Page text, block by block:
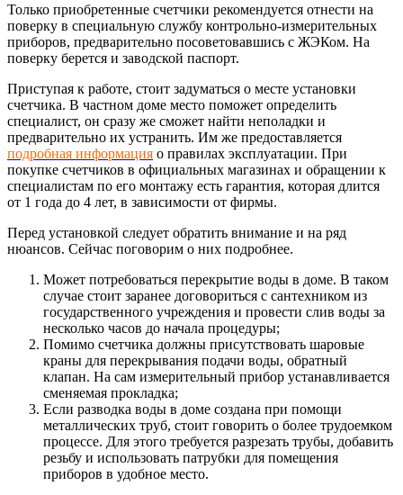
Только приобретенные счетчики рекомендуется отнести на
поверку в специальную службу контрольно-измерительных
приборов, предварительно посоветовавшись с ЖЭКом. На
поверку берется и заводской паспорт.
Приступая к работе, стоит задуматься о месте установки
счетчика. В частном доме место поможет определить
специалист, он сразу же сможет найти неполадки и
предварительно их устранить. Им же предоставляется
подробная информация о правилах эксплуатации. При
покупке счетчиков в официальных магазинах и обращении к
специалистам по его монтажу есть гарантия, которая длится
от 1 года до 4 лет, в зависимости от фирмы.
Перед установкой следует обратить внимание и на ряд
нюансов. Сейчас поговорим о них подробнее.
Может потребоваться перекрытие воды в доме. В таком
случае стоит заранее договориться с сантехником из
государственного учреждения и провести слив воды за
несколько часов до начала процедуры;
Помимо счетчика должны присутствовать шаровые
краны для перекрывания подачи воды, обратный
клапан. На сам измерительный прибор устанавливается
сменяемая прокладка;
Если разводка воды в доме создана при помощи
металлических труб, стоит говорить о более трудоемком
процессе. Для этого требуется разрезать трубы, добавить
резьбу и использовать патрубки для помещения
приборов в удобное место.